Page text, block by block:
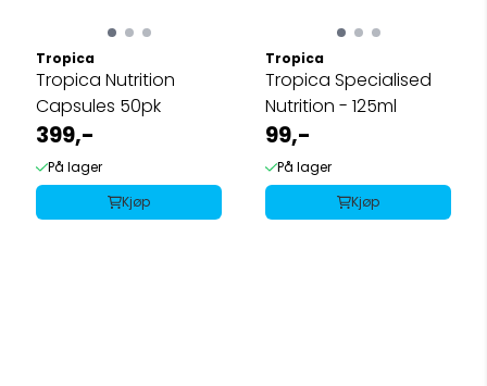
Tropica
Tropica Nutrition
Capsules 50pk
399,-
På lager
Kjøp
Tropica
Tropica Specialised
Nutrition - 125ml
99,-
På lager
Kjøp